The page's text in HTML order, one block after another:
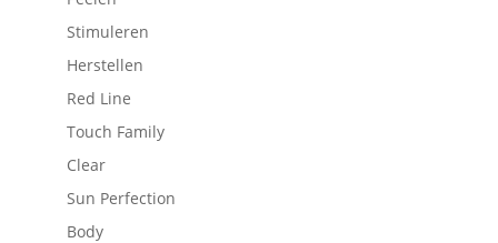
Stimuleren
Herstellen
Red Line
Touch Family
Clear
Sun Perfection
Body